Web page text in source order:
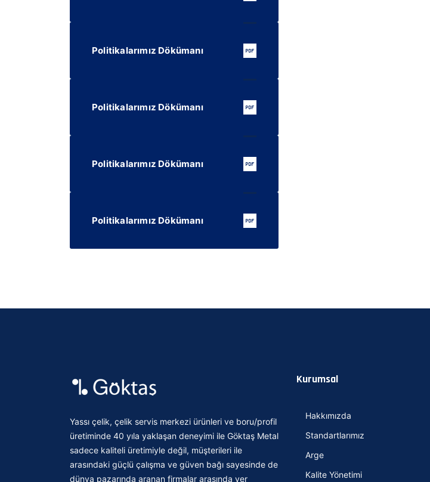
Politikalarımız Dökümanı
Politikalarımız Dökümanı
Politikalarımız Dökümanı
Politikalarımız Dökümanı
Yassı çelik, çelik servis merkezi ürünleri ve boru/profil
üretiminde 40 yıla yaklaşan deneyimi ile Göktaş Metal
sadece kaliteli üretimiyle değil, müşterileri ile
arasındaki güçlü çalışma ve güven bağı sayesinde de
dünya pazarında aranan firmalar arasında yer
Kurumsal
Hakkımızda
Standartlarımız
Arge
Kalite Yönetimi